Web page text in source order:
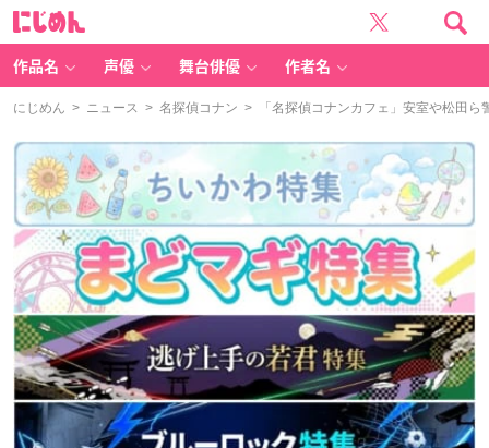
作品名 声優 舞台俳優 作者名
にじめん > ニュース > 名探偵コナン > 「名探偵コナンカフェ」安室や松田ら